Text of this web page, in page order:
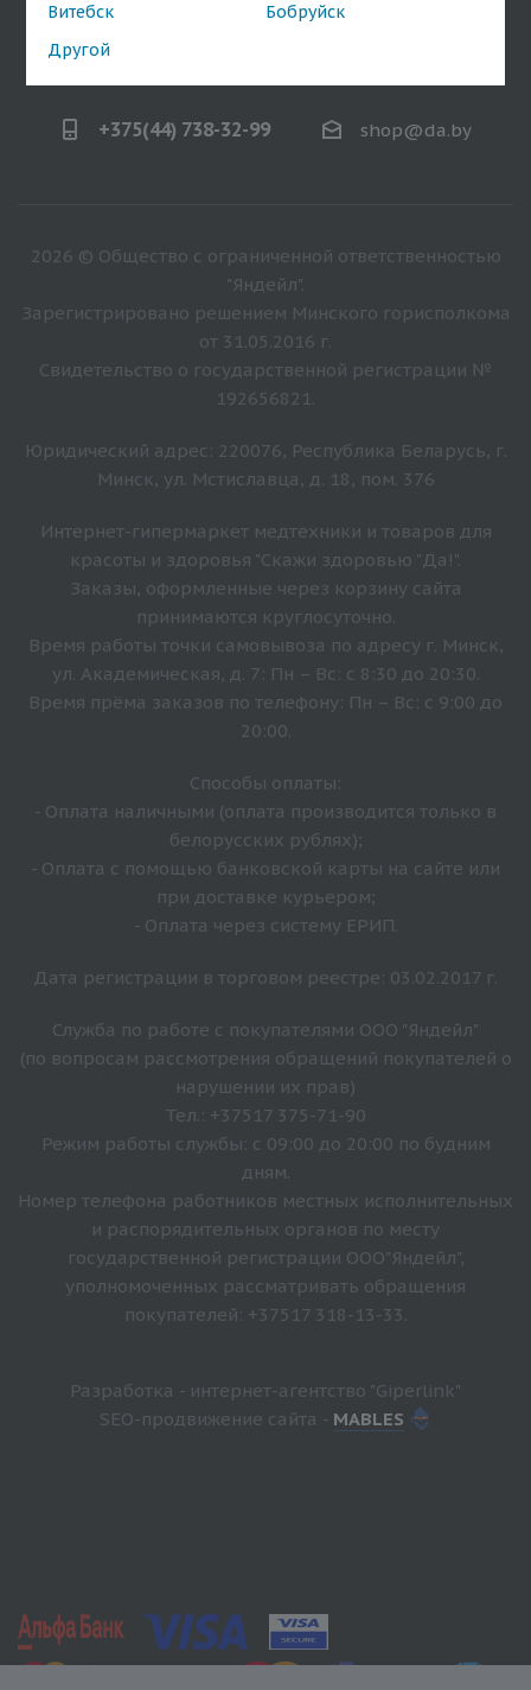
Витебск
Бобруйск
Другой
+375(44) 738-32-99 shop@da.by
2026 © Общество с ограниченной ответственностью
"Яндейл".
Зарегистрировано решением Минского горисполкома
от 31.05.2016 г.
Свидетельство о государственной регистрации №
192656821.
Юридический адрес: 220076, Республика Беларусь, г.
Минск, ул. Мстиславца, д. 18, пом. 376
Интернет-гипермаркет медтехники и товаров для
красоты и здоровья "Скажи здоровью "Да!".
Заказы, оформленные через корзину сайта
принимаются круглосуточно.
Время работы точки самовывоза по адресу г. Минск,
ул. Академическая, д. 7: Пн – Вс: с 8:30 до 20:30.
Время прёма заказов по телефону: Пн – Вс: с 9:00 до
20:00.
Способы оплаты:
- Оплата наличными (оплата производится только в
белорусских рублях);
- Оплата с помощью банковской карты на сайте или
при доставке курьером;
- Оплата через систему ЕРИП.
Дата регистрации в торговом реестре: 03.02.2017 г.
Служба по работе с покупателями ООО "Яндейл"
(по вопросам рассмотрения обращений покупателей о
нарушении их прав)
Тел.: +37517 375-71-90
Режим работы службы: с 09:00 до 20:00 по будним
дням.
Номер телефона работников местных исполнительных
и распорядительных органов по месту
государственной регистрации ООО"Яндейл",
уполномоченных рассматривать обращения
покупателей: +37517 318-13-33.
Разработка - интернет-агентство "Giperlink"
SEO-продвижение сайта - MABLES